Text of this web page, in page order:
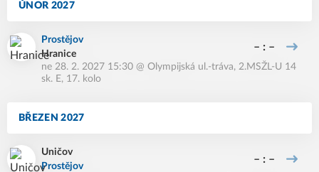
ÚNOR 2027
Prostějov
Hranice
– : –
ne 28. 2. 2027 15:30 @ Olympijská ul.-tráva, 2.MSŽL-U 14
sk. E, 17. kolo
BŘEZEN 2027
Uničov
Prostějov
– : –